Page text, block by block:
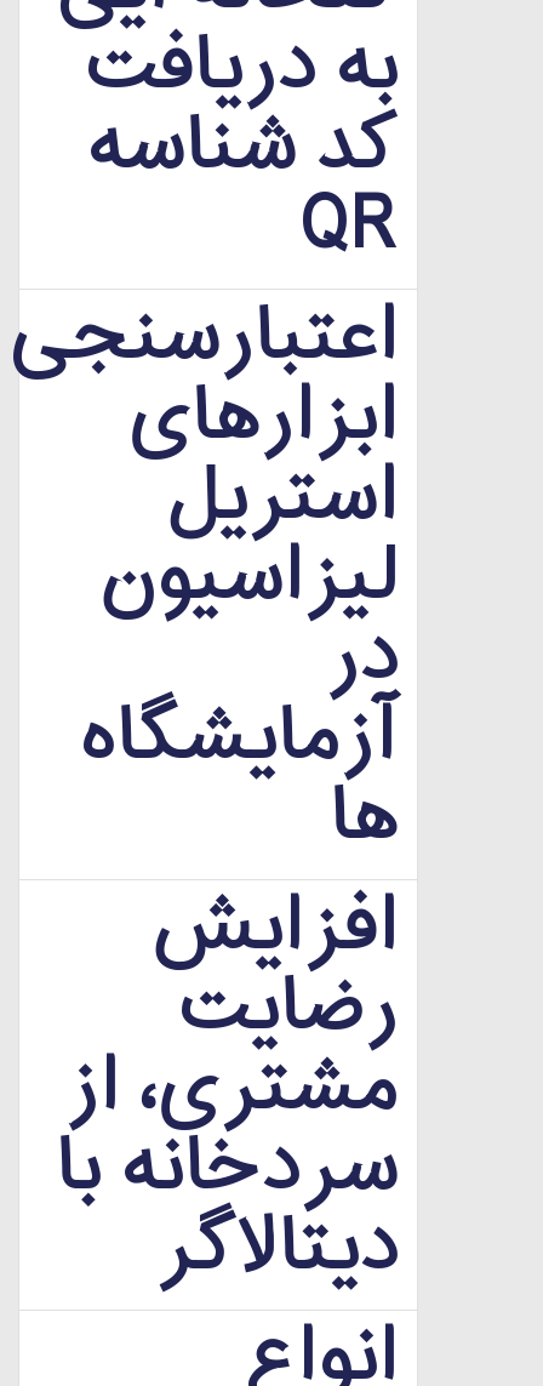
به دریافت
کد شناسه
QR
اعتبارسنجی
ابزارهای
استریل
لیزاسیون
در
آزمایشگاه
ها
افزایش
رضایت
مشتری، از
سردخانه با
دیتالاگر